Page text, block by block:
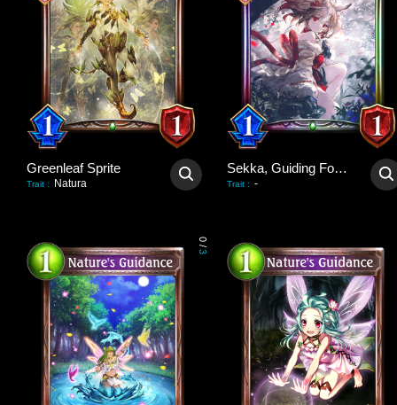
Greenleaf Sprite
Trait : Natura
Sekka, Guiding Fox Fire
Trait : -
0
/
3